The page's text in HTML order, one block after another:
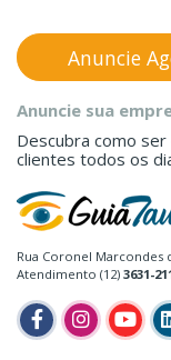
Rua Coronel Marcondes
Atendimento (12) 3631-
Anuncie sua
Descubra como
clientes todos os
Anuncie